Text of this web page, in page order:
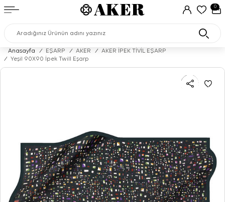
0
Anasayfa / EŞARP / AKER /
AKER İPEK TİVİL EŞARP
/
Yeşil 90X90 İpek Twill Eşarp